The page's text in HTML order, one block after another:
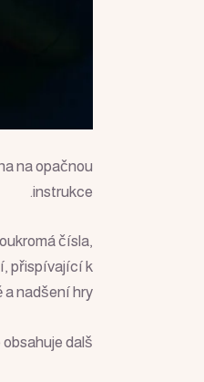
na opačnou
instrukce.
čísla,
přispívající k
a nadšení hry.
dalš